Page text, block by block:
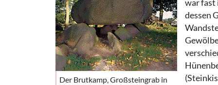
Der Brutkamp, Großsteingrab in
war fast
dessen